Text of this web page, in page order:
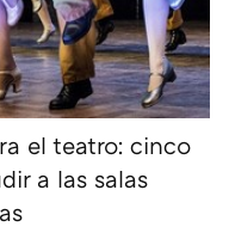
el teatro: cinco
a las salas